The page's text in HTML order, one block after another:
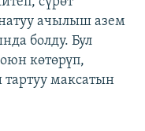
ачылыш азем
болду. Бул
көтөрүп,
тартуу максатын